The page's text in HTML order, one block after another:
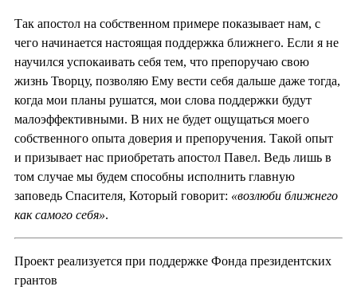
Так апостол на собственном примере показывает нам, с
чего начинается настоящая поддержка ближнего. Если я не
научился успокаивать себя тем, что препоручаю свою
жизнь Творцу, позволяю Ему вести себя дальше даже тогда,
когда мои планы рушатся, мои слова поддержки будут
малоэффективными. В них не будет ощущаться моего
собственного опыта доверия и препоручения. Такой опыт
и призывает нас приобретать апостол Павел. Ведь лишь в
том случае мы будем способны исполнить главную
заповедь Спасителя, Который говорит: «возлюби ближнего
как самого себя».
Проект реализуется при поддержке Фонда президентских
грантов